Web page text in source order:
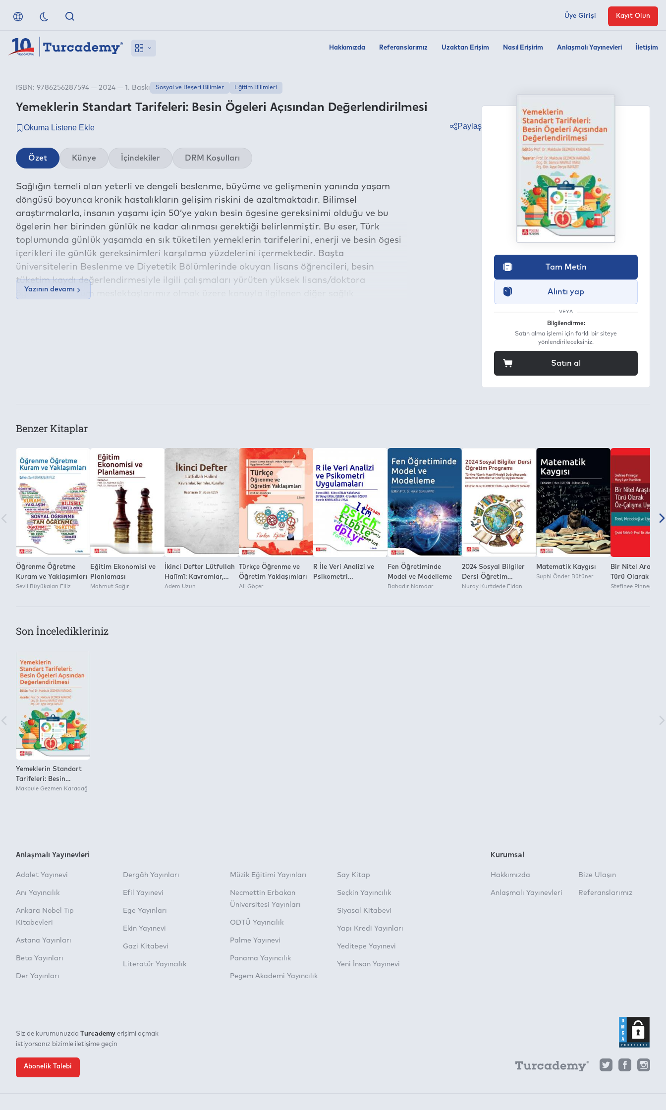
Hakkımızda Referanslarımız Uzaktan Erişim Nasıl Erişirim Anlaşmalı Yayınevleri İletişim
Üye Girişi Kayıt Olun
Yemeklerin Standart Tarifeleri: Besin Ögeleri Açısından Değerlendirilmesi
ISBN: 9786256287594 — 2024 — 1. Baskı Sosyal ve Beşeri Bilimler Eğitim Bilimleri
Paylaş
Özet Künye İçindekiler DRM Koşulları
Sağlığın temeli olan yeterli ve dengeli beslenme, büyüme ve gelişmenin yanında yaşam
döngüsü boyunca kronik hastalıkların gelişim riskini de azaltmaktadır. Bilimsel
araştırmalarla, insanın yaşamı için 50’ye yakın besin ögesine gereksinimi olduğu ve bu
ögelerin her birinden günlük ne kadar alınması gerektiği belirlenmiştir. Bu eser, Türk
toplumunda günlük yaşamda en sık tüketilen yemeklerin tarifelerini, enerji ve besin ögesi
içerikleri ile günlük gereksinimleri karşılama yüzdelerini içermektedir. Başta
üniversitelerin Beslenme ve Diyetetik Bölümlerinde okuyan lisans öğrencileri, besin
tüketim kaydı değerlendirmesiyle ilgili çalışmaları yürüten yüksek lisans/doktora
öğrencileri ve tüm meslektaşlarımız olmak üzere konuyla ilgilenen diğer sağlık
Yazının devamı
Editör
Makbule Gezmen Karadağ
Yayınevi
Pegem Akademi Yayıncılık
Kitap Dosyasını Farklı Kaydetme ve Dijital Ortamda Çoğaltma İzni:
Yok
Tam Metin
Alıntı yap
VEYA
Bilgilendirme:
Satın alma işlemi için farklı bir siteye
yönlendirileceksiniz.
Satın al
Benzer Kitaplar
Öğrenme Öğretme
Kuram ve Yaklaşımları
Sevil Büyükalan Filiz
Eğitim Ekonomisi ve
Planlaması
Mahmut Sağır
İkinci Defter Lütfullah
Halîmî: Kavramlar,
Terimler, Kurallar
Adem Uzun
Türkçe Öğrenme ve
Öğretim Yaklaşımları
Ali Göçer
R İle Veri Analizi ve
Psikometri
Fen Öğretiminde
Model ve Modelleme
Bahadır Namdar
2024 Sosyal Bilgiler
Dersi Öğretim
Programı Türkiye
Nuray Kurtdede Fidan
Matematik Kaygısı
Suphi Önder Bütüner
Bir Nitel
Türü Olarak Öz
Çalışma
Stefinee Pinnegar
Son İnceledikleriniz
Yemeklerin Standart
Tarifeleri: Besin
Ögeleri Açısından
Makbule Gezmen Karadağ
Anlaşmalı Yayınevleri
Adalet Yayınevi
Anı Yayıncılık
Ankara Nobel Tıp
Kitabevleri
Astana Yayınları
Beta Yayınları
Der Yayınları
Dergâh Yayınları
Efil Yayınevi
Ege Yayınları
Ekin Yayınevi
Gazi Kitabevi
Literatür Yayıncılık
Müzik Eğitimi Yayınları
Necmettin Erbakan
Üniversitesi Yayınları
ODTÜ Yayıncılık
Palme Yayınevi
Panama Yayıncılık
Pegem Akademi Yayıncılık
Say Kitap
Seçkin Yayıncılık
Siyasal Kitabevi
Yapı Kredi Yayınları
Yeditepe Yayınevi
Yeni İnsan Yayınevi
Kurumsal
Hakkımızda
Anlaşmalı Yayınevleri
Bize Ulaşın
Referanslarımız
Siz de kurumunuzda Turcademy erişimi açmak
istiyorsanız bizimle iletişime geçin
Abonelik Talebi